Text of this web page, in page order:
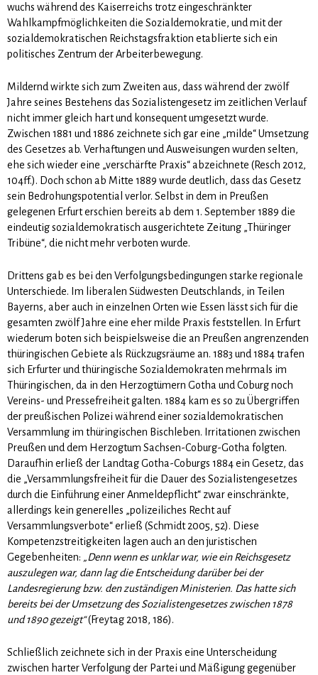
wuchs während des Kaiser­reichs trotz eingeschränkter
Wahlkampfmöglichkeiten die Sozialdemokratie, und mit der
sozialdemo­kratischen Reichstagsfraktion etablierte sich ein
politisches Zentrum der Arbeiterbewegung.
Mildernd wirkte sich zum Zweiten aus, dass während der zwölf
Jahre seines Bestehens das Sozialistengesetz im zeitlichen Verlauf
nicht immer gleich hart und konsequent umgesetzt wurde.
Zwischen 1881 und 1886 zeichnete sich gar eine „milde“ Umsetzung
des Gesetzes ab. Verhaftungen und Ausweisungen wur­den selten,
ehe sich wieder eine „verschärfte Praxis“ abzeichnete (Resch 2012,
104ff.). Doch schon ab Mit­te 1889 wurde deutlich, dass das Gesetz
sein Bedrohungspotential verlor. Selbst in dem in Preußen
gelegenen Erfurt erschien bereits ab dem 1. September 1889 die
eindeutig sozialdemokratisch ausgerichtete Zeitung „Thüringer
Tribüne“, die nicht mehr verboten wurde.
Drittens gab es bei den Verfolgungsbedingungen starke regionale
Unterschiede. Im liberalen Südwes­ten Deutschlands, in Teilen
Bayerns, aber auch in einzelnen Orten wie Essen lässt sich für die
gesamten zwölf Jahre eine eher milde Praxis feststellen. In Erfurt
wiederum boten sich beispielsweise die an Preußen angrenzenden
thüringischen Gebiete als Rückzugsräume an. 1883 und 1884 trafen
sich Erfurter und thüringische Sozialdemokraten mehrmals im
Thüringischen, da in den Herzogtümern Gotha und Coburg noch
Vereins- und Pressefreiheit galten. 1884 kam es so zu Übergriffen
der preußischen Polizei während einer sozialdemokratischen
Versammlung im thürin­gi­schen Bischleben. Irritationen zwischen
Preußen und dem Herzogtum Sachsen-Co­burg-Gotha folgten.
Daraufhin erließ der Land­tag Gotha-Coburgs 1884 ein Gesetz, das
die „Versammlungsfreiheit für die Dauer des Sozialistengesetzes
durch die Einführung einer Anmeldepflicht“ zwar einschränkte,
allerdings kein generelles „polizeiliches Recht auf
Versammlungsverbote“ erließ (Schmidt 2005, 52). Diese
Kompetenzstreitigkeiten lagen auch an den juristischen
Gegebenheiten: „Denn wenn es unklar war, wie ein Reichsgesetz
auszulegen war, dann lag die Entscheidung darüber bei der
Landesregierung bzw. den zuständigen Ministerien. Das hatte sich
bereits bei der Umsetzung des Sozi­alistengesetzes zwischen 1878
und 1890 gezeigt“(Freytag 2018, 186).
Schließlich zeichnete sich in der Praxis eine Unterscheidung
zwischen harter Verfolgung der Partei und Mäßigung gegenüber